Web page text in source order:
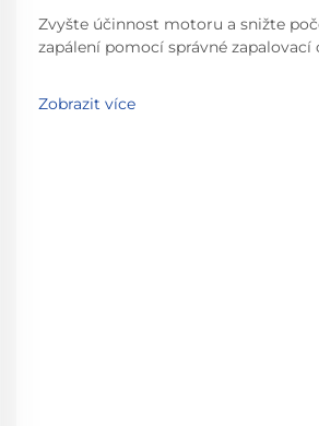
Zvyšte účinnost motoru a snižte
zapálení pomocí správné zapalovací
originálními (OEM) a náhradními díly
přizpůsobení cívek potřebám vašeho
Zobrazit více